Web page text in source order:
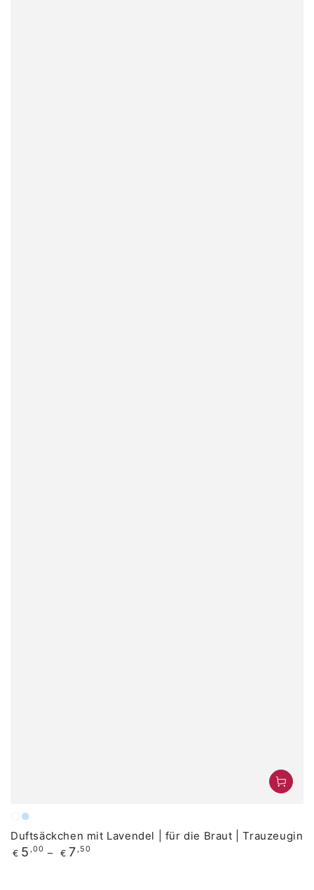
Weiß
Hellblau
Duftsäckchen mit Lavendel | für die Braut | Trauzeugin
Regulärer
€ 5 ,00 € 7 ,50